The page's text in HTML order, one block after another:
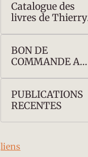
Catalogue des
livres de Thierry
BON DE
COMMANDE A
PUBLICATIONS
RECENTES
liens